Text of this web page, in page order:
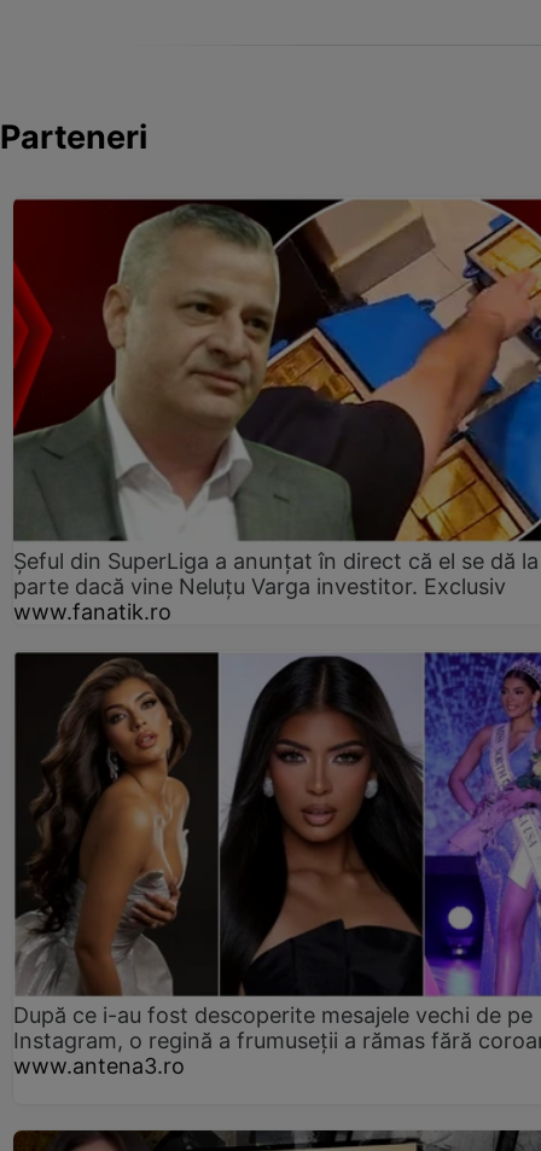
Parteneri
Șeful din SuperLiga a anunțat în direct că el se dă
parte dacă vine Neluțu Varga investitor. Exclusiv
www.fanatik.ro
După ce i-au fost descoperite mesajele vechi de pe
Instagram, o regină a frumuseții a rămas fără
www.antena3.ro